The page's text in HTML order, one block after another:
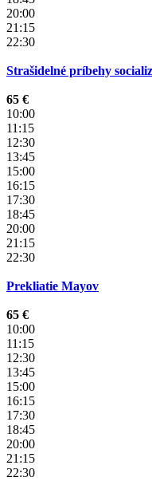
20:00
21:15
22:30
Strašidelné príbehy
65 €
10:00
11:15
12:30
13:45
15:00
16:15
17:30
18:45
20:00
21:15
22:30
Prekliatie Mayov
65 €
10:00
11:15
12:30
13:45
15:00
16:15
17:30
18:45
20:00
21:15
22:30